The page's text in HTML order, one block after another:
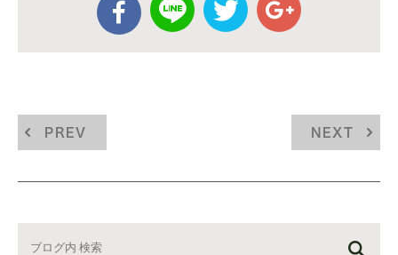
PREV NEXT